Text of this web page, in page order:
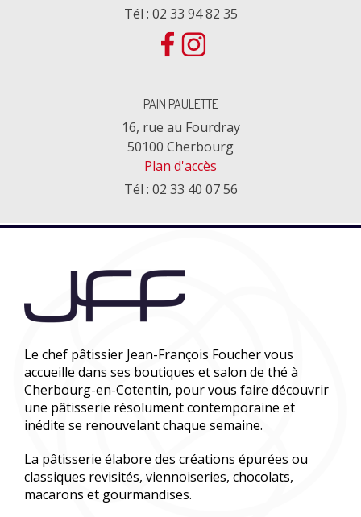
Tél : 02 33 94 82 35
PAIN PAULETTE
16, rue au Fourdray
50100 Cherbourg
Plan d'accès
Tél : 02 33 40 07 56
Le chef pâtissier Jean-François Foucher vous
accueille dans ses boutiques et salon de thé à
Cherbourg-en-Cotentin, pour vous faire découvrir
une pâtisserie résolument contemporaine et
inédite se renouvelant chaque semaine.
La pâtisserie élabore des créations épurées ou
classiques revisités, viennoiseries, chocolats,
macarons et gourmandises.